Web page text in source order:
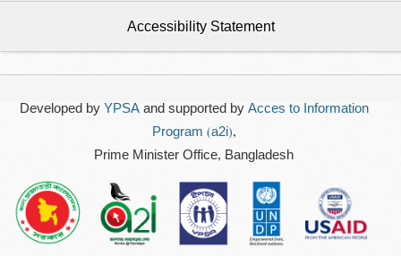
Accessibility Statement
Developed by YPSAand supported by Acces to Information
Program (a2i),
Prime Minister Office, Bangladesh